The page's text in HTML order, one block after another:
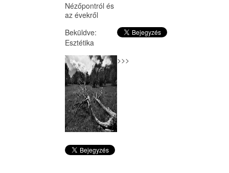
Nézőpontról és
az évekről
Beküldve:
Esztétika
>>>